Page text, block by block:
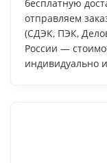
бесплатную
отправляем
(СДЭК, ПЭК,
России —
индивидуально